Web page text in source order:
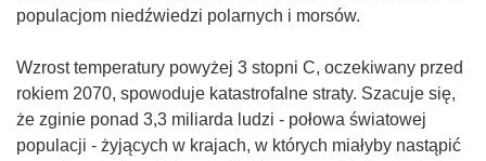
populacjom niedźwiedzi polarnych i morsów.
Wzrost temperatury powyżej 3 stopni C, oczekiwany przed
rokiem 2070, spowoduje katastrofalne straty. Szacuje się,
że zginie ponad 3,3 miliarda ludzi - połowa światowej
populacji - żyjących w krajach, w których miałyby nastąpić